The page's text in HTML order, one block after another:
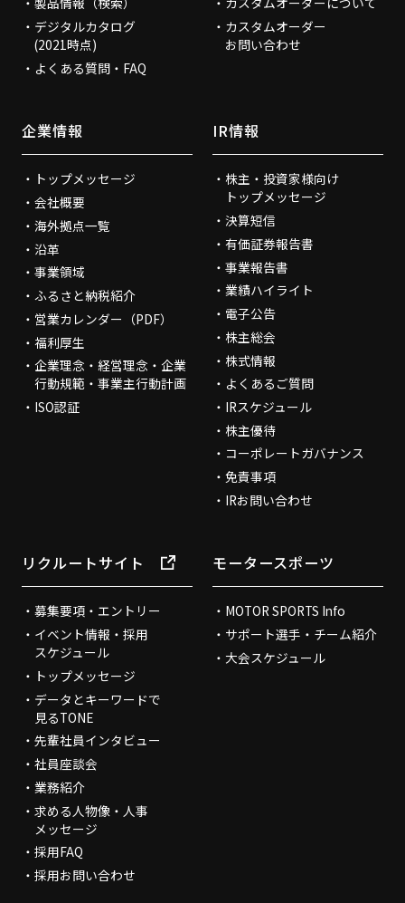
デジタルカタログ
(2021時点)
よくある質問・FAQ
カスタムオーダー
お問い合わせ
企業情報
トップメッセージ
会社概要
海外拠点一覧
沿革
事業領域
ふるさと納税紹介
営業カレンダー（PDF）
福利厚生
企業理念・経営理念・企業
行動規範・事業主行動計画
ISO認証
IR情報
株主・投資家様向け
トップメッセージ
決算短信
有価証券報告書
事業報告書
業績ハイライト
電子公告
株主総会
株式情報
よくあるご質問
IRスケジュール
株主優待
コーポレートガバナンス
免責事項
IRお問い合わせ
リクルートサイト
募集要項・エントリー
イベント情報・採用
スケジュール
トップメッセージ
データとキーワードで
見るTONE
先輩社員インタビュー
社員座談会
業務紹介
求める人物像・人事
メッセージ
採用FAQ
採用お問い合わせ
モータースポーツ
MOTOR SPORTS Info
サポート選手・チーム紹介
大会スケジュール